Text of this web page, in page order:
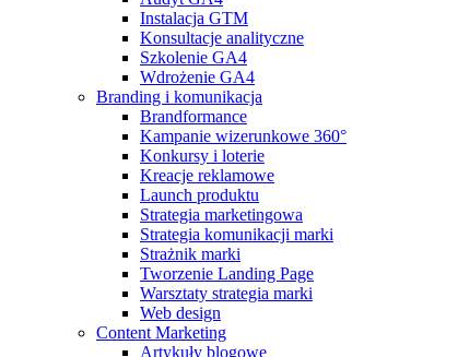
Instalacja GTM
Konsultacje analityczne
Szkolenie GA4
Wdrożenie GA4
Branding i komunikacja
Brandformance
Kampanie wizerunkowe 360°
Konkursy i loterie
Kreacje reklamowe
Launch produktu
Strategia marketingowa
Strategia komunikacji marki
Strażnik marki
Tworzenie Landing Page
Warsztaty strategia marki
Web design
Content Marketing
Artykuły blogowe